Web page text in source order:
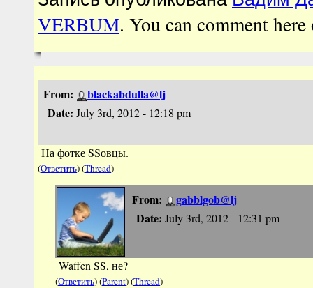
VERBUM. You can comment
From:
blackabdulla@lj
Date: July 3rd, 2012 - 12:18 pm
На фотке SSовцы.
(Ответить) (Thread)
From:
gabblgob@lj
Date: July 3rd, 2012 - 12:31 pm
Waffen SS, не?
(Ответить) (Parent) (Thread)